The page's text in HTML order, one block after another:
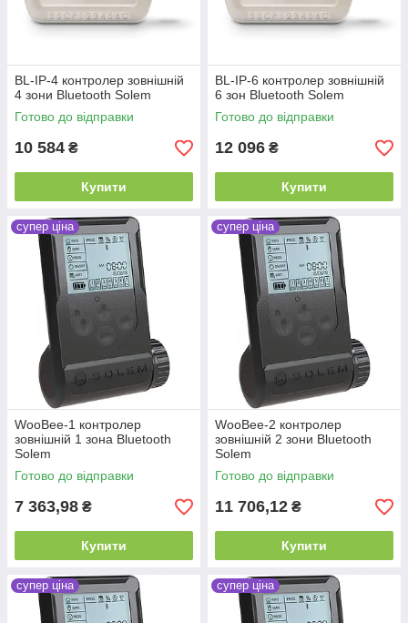
BL-IP-4 контролер зовнішній
4 зони Bluetooth Solem
Готово до відправки
10 584 ₴
Купити
BL-IP-6 контролер зовнішній
6 зон Bluetooth Solem
Готово до відправки
12 096 ₴
Купити
супер ціна
WooBee-1 контролер
зовнішній 1 зона Bluetooth
Solem
Готово до відправки
7 363,98 ₴
Купити
супер ціна
WooBee-2 контролер
зовнішній 2 зони Bluetooth
Solem
Готово до відправки
11 706,12 ₴
Купити
супер ціна супер ціна